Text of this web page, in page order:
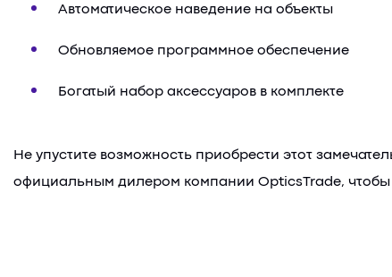
Автоматическое наведение на объекты
Обновляемое программное обеспечение
Богатый набор аксессуаров в комплекте
Не упустите возможность приобрести этот
официальным дилером компании OpticsTrade,